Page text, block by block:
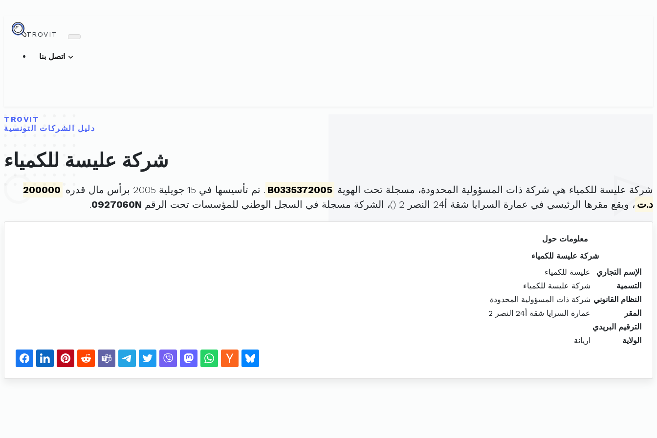
TROVIT
TROVIT
دليل الشركات التونسية
شركة عليسة للكمياء
شركة عليسة للكمياء هي شركة ذات المسؤولية المحدودة، مسجلة تحت الهوية B0335372005 . تم تأسيسها في 15 جويلية 2005 برأس مال قدره
200000
د.ت ، ويقع مقرها الرئيسي في عمارة السرايا شقة أ24 النصر 2 ( )، الشركة مسجلة في السجل الوطني للمؤسسات تحت الرقم 0927060N
.
معلومات حول
شركة عليسة للكمياء
الإسم التجاري
عليسة للكمياء
التسمية
شركة عليسة للكمياء
النظام القانوني شركة ذات المسؤولية المحدودة
المقر
عمارة السرايا شقة أ24 النصر 2
الترقيم البريدي
الولاية
اريانة